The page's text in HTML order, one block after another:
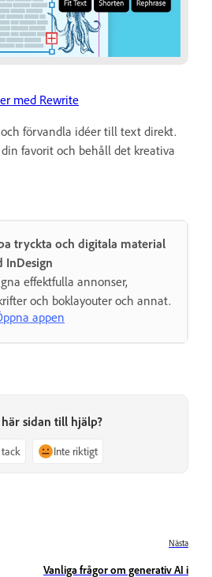
med Rewrite
förvandla idéer till text direkt.
favorit och behåll det kreativa
tryckta och digitala material
InDesign
effektfulla annonser,
och boklayouter och annat.
appen
sidan till hjälp?
tack Inte riktigt
Nästa
Vanliga frågor om generativ AI i